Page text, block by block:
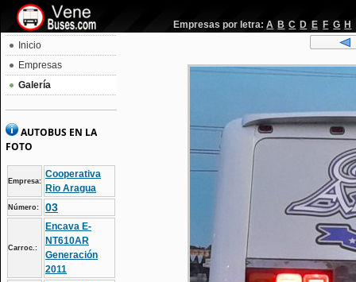
Empresas por letra: A B C D E F G H
Inicio
Empresas
Galería
AUTOBUS EN LA
FOTO
Empresa:
Cooperativa
Rio Aragua
Número: 03
Carroc.:
Encava E-
NT610AR
Generación
2011